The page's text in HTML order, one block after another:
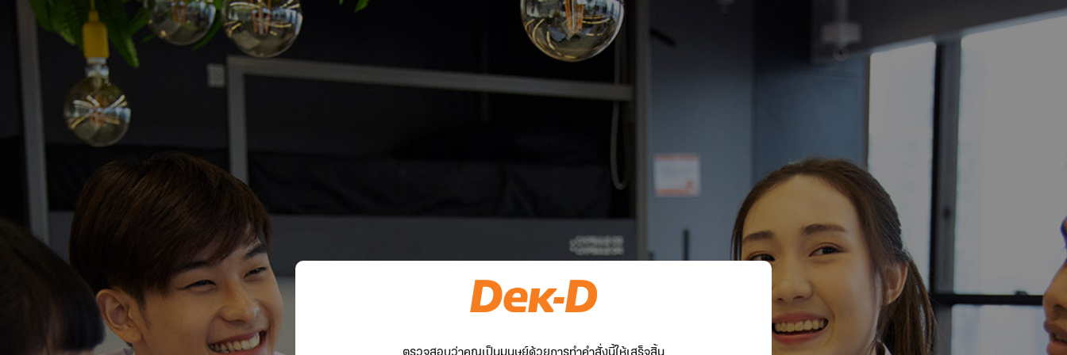
ตรวจสอบว่าคุณเป็นมนุษย์ด้วยการทำคำสั่งนี้ให้เสร็จสิ้น